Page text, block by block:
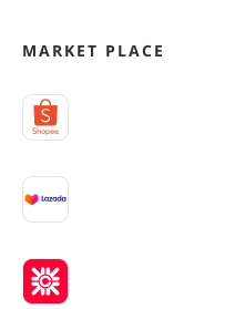
MARKET PLACE